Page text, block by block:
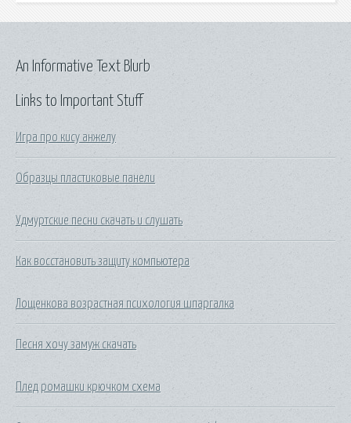
Links to Important Stuff
Игра про кису анжелу
Образцы пластиковые панели
Удмуртские песни скачать и слушать
Как восстановить защиту компьютера
Лощенкова возрастная психология шпаргалка
Песня хочу замуж скачать
Плед ромашки крючком схема
An Informative Text Blurb